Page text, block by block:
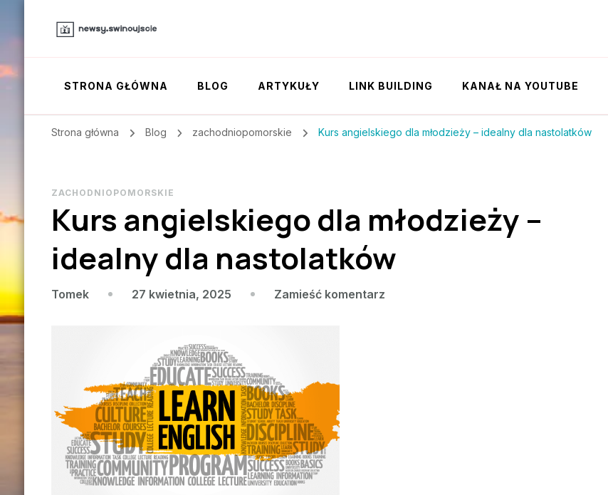
STRONA GŁÓWNA BLOG ARTYKUŁY LINK BUILDING KANAŁ NA YOUTUBE
Strona główna Blog zachodniopomorskie Kurs angielskiego dla młodzieży – idealny dla nastolatków
ZACHODNIOPOMORSKIE
Kurs angielskiego dla młodzieży –
idealny dla nastolatków
Tomek 27 kwietnia, 2025 Zamieść komentarzwe